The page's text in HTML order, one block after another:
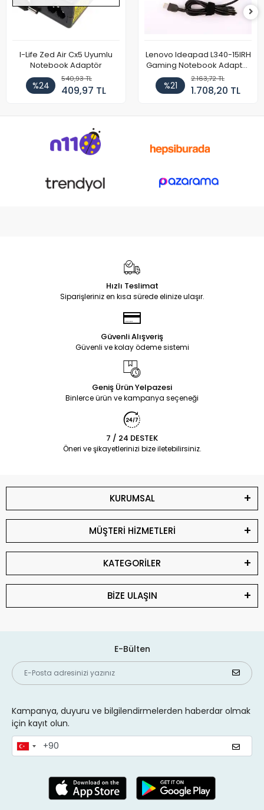
I-Life Zed Air Cx5 Uyumlu
Notebook Adaptör
%24
540,93 TL
409,97 TL
Lenovo Ideapad L340-15IRH
Gaming Notebook Adaptör
Cihazı Şarj Aleti (150W)
%21
2.163,72 TL
1.708,20 TL
Hızlı Teslimat
Siparişleriniz en kısa sürede elinize ulaşır.
Güvenli Alışveriş
Güvenli ve kolay ödeme sistemi
Geniş Ürün Yelpazesi
Binlerce ürün ve kampanya seçeneği
7 / 24 DESTEK
Öneri ve şikayetlerinizi bize iletebilirsiniz.
KURUMSAL
MÜŞTERİ HİZMETLERİ
KATEGORİLER
BİZE ULAŞIN
E-Bülten
Kampanya, duyuru ve bilgilendirmelerden haberdar olmak
için kayıt olun.